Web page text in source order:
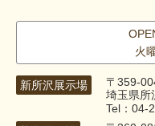
火
新所沢展示場
〒359-
埼玉県所
Tel：04-